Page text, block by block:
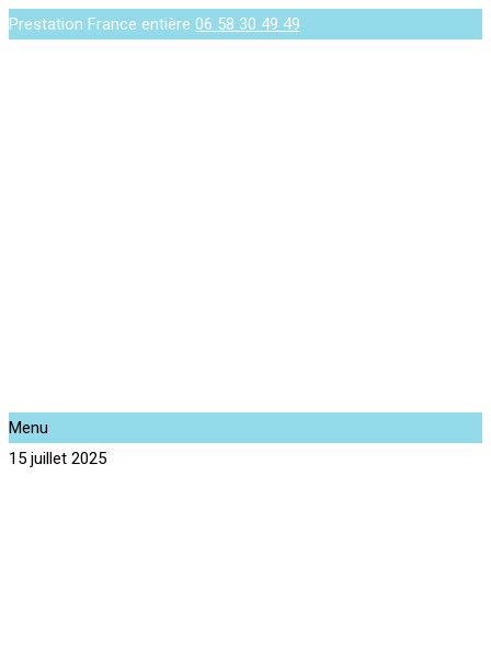
Prestation France entière 06 58 30 49 49
Menu
15 juillet 2025